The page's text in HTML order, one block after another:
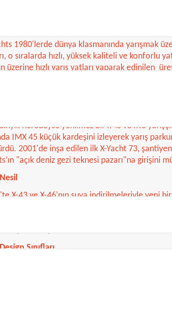
1980'lerde dünya klasmanında yarışmak
o sıralarda hızlı, yüksek kaliteli ve konforlu
üzerine hızlı yarış yatları yaparak edinilen
neredeyse yenilmez bir IMS ve IRC
IMX 45 küçük kardeşini izleyerek yarış
2001'de inşa edilen ilk X-Yacht 73,
"açık deniz gezi teknesi pazarı"na girişini
X-43 ve X-46'nın suya indirilmeleriyle yeni
Sınıfları